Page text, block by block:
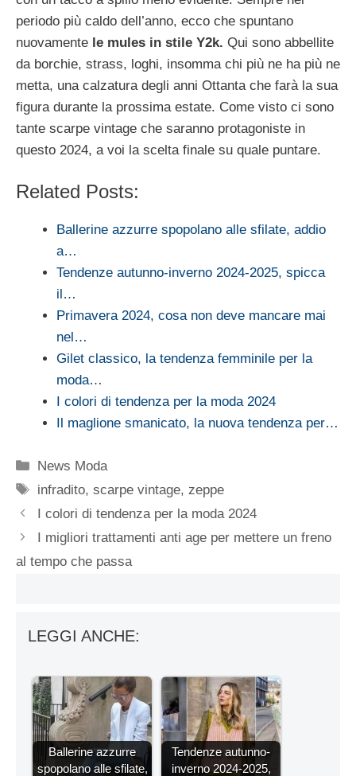
periodo più caldo dell’anno, ecco che spuntano
nuovamente le mules in stile Y2k. Qui sono abbellite
da borchie, strass, loghi, insomma chi più ne ha più ne
metta, una calzatura degli anni Ottanta che farà la sua
figura durante la prossima estate. Come visto ci sono
tante scarpe vintage che saranno protagoniste in
questo 2024, a voi la scelta finale su quale puntare.
Related Posts:
Ballerine azzurre spopolano alle sfilate, addio
a…
Tendenze autunno-inverno 2024-2025, spicca
il…
Primavera 2024, cosa non deve mancare mai
nel…
Gilet classico, la tendenza femminile per la
moda…
I colori di tendenza per la moda 2024
Il maglione smanicato, la nuova tendenza per…
Categorie
News Moda
Tag
infradito,scarpe vintage, zeppe
I colori di tendenza per la moda 2024
I migliori trattamenti anti age per mettere un freno
al tempo che passa
LEGGI ANCHE:
Ballerine azzurre
spopolano alle sfilate,
Tendenze autunno-
inverno 2024-2025,